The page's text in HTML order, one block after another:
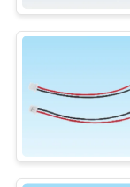
de